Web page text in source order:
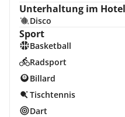
Unterhaltung im Hotel
Disco
Sport
Basketball
Radsport
Billard
Tischtennis
Dart